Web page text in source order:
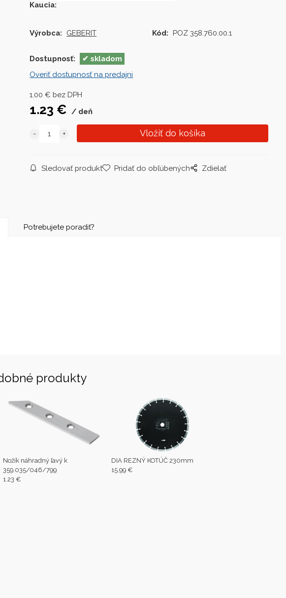
Kaucia:
Výrobca: GEBERIT Kód: POZ 358.760.00.1
Dostupnosť:
skladom
Overiť dostupnosť na predajni
1.00 € bez DPH
1.23 € deň
Sledovať produkt Pridať do obľúbených Zdielať
Potrebujete poradiť?
produkty
Nožík náhradný ľavý k
359.035/046/799
1.23 €
DIA REZNÝ KOTÚČ 230mm
15.99 €